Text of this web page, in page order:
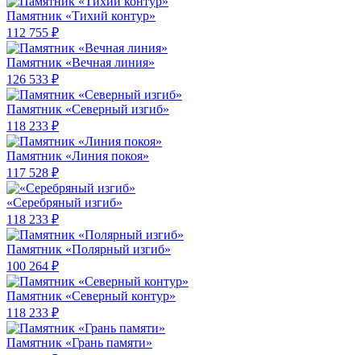
Памятник «Тихий контур»
112 755 ₽
Памятник «Вечная линия»
126 533 ₽
Памятник «Северный изгиб»
118 233 ₽
Памятник «Линия покоя»
117 528 ₽
«Серебряный изгиб»
118 233 ₽
Памятник «Полярный изгиб»
100 264 ₽
Памятник «Северный контур»
118 233 ₽
Памятник «Грань памяти»